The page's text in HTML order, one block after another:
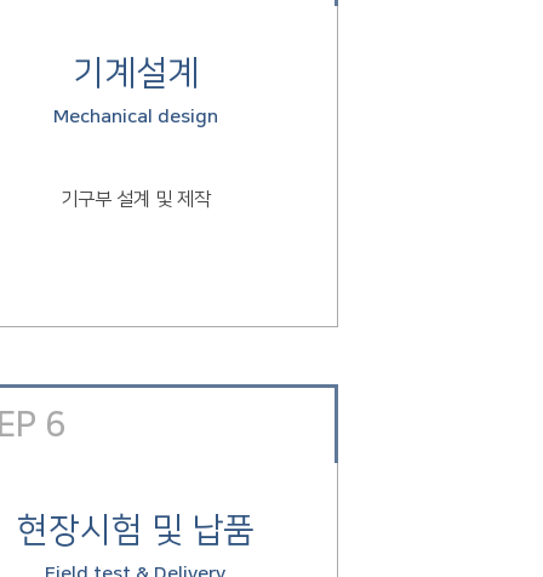
기계설계
Mechanical design
기구부 설계 및 제작
6
현장시험 및 납품